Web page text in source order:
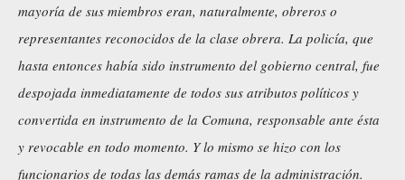
mayoría de sus miembros eran, naturalmente, obreros o
representantes reconocidos de la clase obrera. La policía, que
hasta entonces había sido instrumento del gobierno central, fue
despojada inmediatamente de todos sus atributos políticos y
convertida en instrumento de la Comuna, responsable ante ésta
y revocable en todo momento. Y lo mismo se hizo con los
funcionarios de todas las demás ramas de la administración.